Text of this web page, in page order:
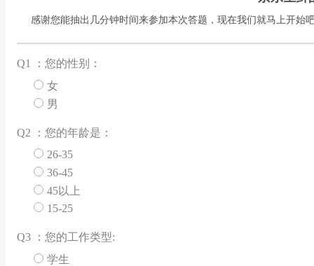
感谢您能抽出几分钟时间来参加本次答题，现在我们就马上开始
Q1 ：您的性别：
女
男
Q2 ：您的年龄是：
26-35
36-45
45以上
15-25
Q3 ：您的工作类型:
学生